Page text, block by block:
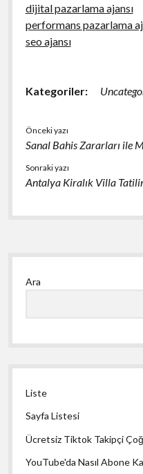
dijital pazarlama ajansı
performans pazarlama
seo ajansı
Kategoriler:
Önceki yazı
Sanal Bahis Zararları ile
Sonraki yazı
Antalya Kiralık Villa
Yan
Menü
Ara
Liste
Sayfa Listesi
Ücretsiz Tiktok Takipçi
YouTube'da Nasıl Abone